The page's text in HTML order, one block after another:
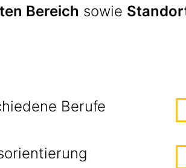
Bereich sowie
Berufe